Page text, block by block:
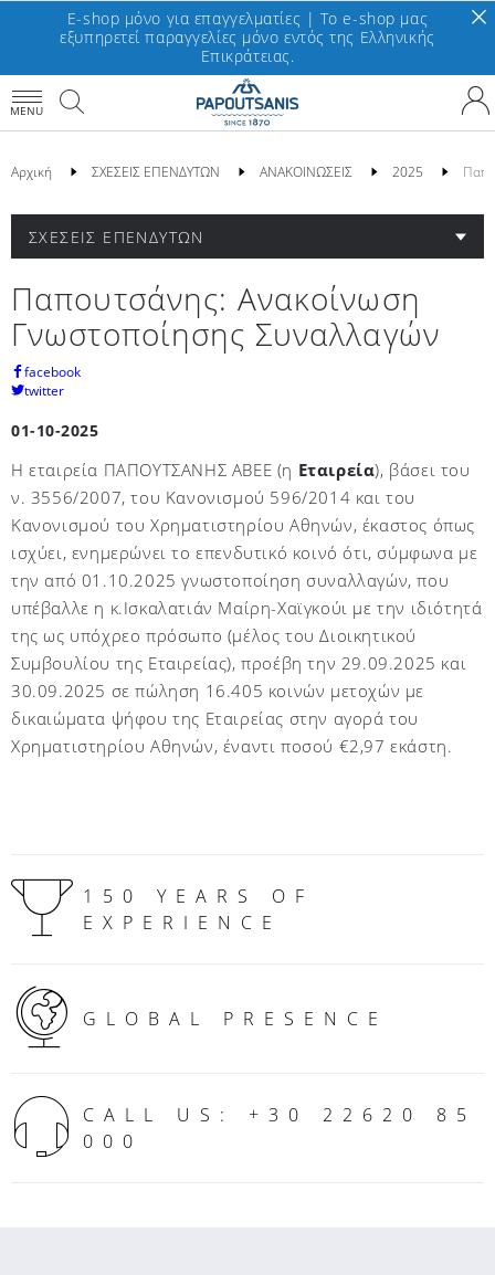
E-shop μόνο για επαγγελματίες | To e-shop μας
εξυπηρετεί παραγγελίες μόνο εντός της Ελληνικής
Επικράτειας.
MENU
Αρχική ΣΧΕΣΕΙΣ ΕΠΕΝΔΥΤΩΝ ΑΝΑΚΟΙΝΩΣΕΙΣ 2025
ΣΧΕΣΕΙΣ ΕΠΕΝΔΥΤΩΝ
Παπουτσάνης: Ανακοίνωση
Γνωστοποίησης Συναλλαγών
facebook
twitter
01-10-2025
Η εταιρεία ΠΑΠΟΥΤΣΑΝΗΣ ΑΒΕΕ (η Εταιρεία), βάσει του
ν. 3556/2007, του Κανονισμού 596/2014 και του
Κανονισμού του Χρηματιστηρίου Αθηνών, έκαστος όπως
ισχύει, ενημερώνει το επενδυτικό κοινό ότι, σύμφωνα με
την από 01.10.2025 γνωστοποίηση συναλλαγών, που
υπέβαλλε η κ.Ισκαλατιάν Μαίρη-Χαϊγκούι με την ιδιότητά
της ως υπόχρεο πρόσωπο (μέλος του Διοικητικού
Συμβουλίου της Εταιρείας), προέβη την 29.09.2025 και
30.09.2025 σε πώληση 16.405 κοινών μετοχών με
δικαιώματα ψήφου της Εταιρείας στην αγορά του
Χρηματιστηρίου Αθηνών, έναντι ποσού €2,97 εκάστη.
150 YEARS OF
EXPERIENCE
GLOBAL PRESENCE
CALL US: +30 22620 85
000